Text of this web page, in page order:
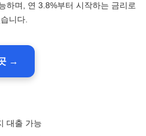
하며, 연 3.8%부터 시작하는 금리로
니다.
→
대출 가능